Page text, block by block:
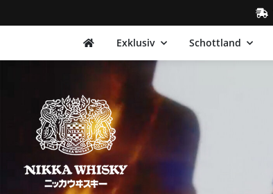
Exklusiv Schottland